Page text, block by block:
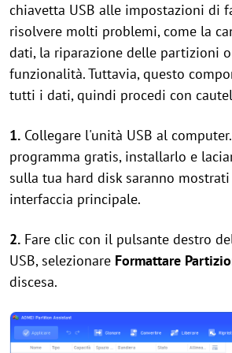
chiavetta USB alle impostazioni di
risolvere molti problemi, come la
dati, la riparazione delle partizioni
funzionalità. Tuttavia, questo
tutti i dati, quindi procedi con
1. Collegare l'unità USB al
programma gratis, installarlo e
sulla tua hard disk saranno
interfaccia principale.
2. Fare clic con il pulsante destro
USB, selezionare Formattare
discesa.